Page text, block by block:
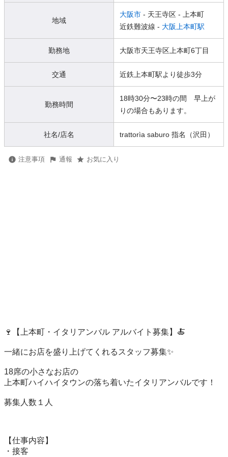
地域
大阪市 - 天王寺区 - 上本町
近鉄難波線 - 大阪上本町駅
勤務地 大阪市天王寺区上本町6丁目
交通 近鉄上本町駅より徒歩3分
勤務時間
18時30分〜23時の間 早上が
りの場合もあります。
社名/店名 trattorìa saburo 指名（沢田）
注意事項 通報 お気に入り
🍷【上本町・イタリアンバル アルバイト募集】🍝
一緒にお店を盛り上げてくれるスタッフ募集✨
18席の小さなお店の
上本町ハイハイタウンの落ち着いたイタリアンバルです！
募集人数１人
【仕事内容】
・接客